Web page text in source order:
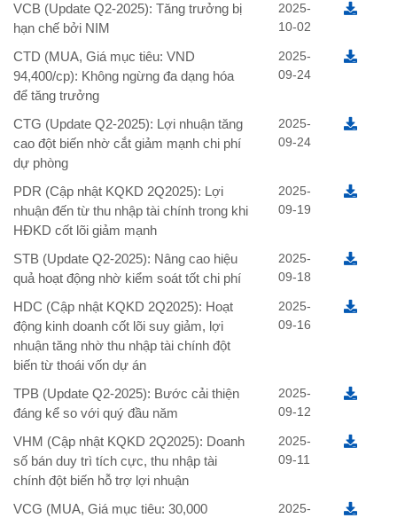
VCB (Update Q2-2025): Tăng trưởng bị
hạn chế bởi NIM
2025-
10-02
CTD (MUA, Giá mục tiêu: VND
94,400/cp): Không ngừng đa dạng hóa
để tăng trưởng
2025-
09-24
CTG (Update Q2-2025): Lợi nhuận tăng
cao đột biến nhờ cắt giảm mạnh chi phí
dự phòng
2025-
09-24
PDR (Cập nhật KQKD 2Q2025): Lợi
nhuận đến từ thu nhập tài chính trong khi
HĐKD cốt lõi giảm mạnh
2025-
09-19
STB (Update Q2-2025): Nâng cao hiệu
quả hoạt động nhờ kiểm soát tốt chi phí
2025-
09-18
HDC (Cập nhật KQKD 2Q2025): Hoạt
động kinh doanh cốt lõi suy giảm, lợi
nhuận tăng nhờ thu nhập tài chính đột
biến từ thoái vốn dự án
2025-
09-16
TPB (Update Q2-2025): Bước cải thiện
đáng kể so với quý đầu năm
2025-
09-12
VHM (Cập nhật KQKD 2Q2025): Doanh
số bán duy trì tích cực, thu nhập tài
chính đột biến hỗ trợ lợi nhuận
2025-
09-11
VCG (MUA, Giá mục tiêu: 30,000
2025-